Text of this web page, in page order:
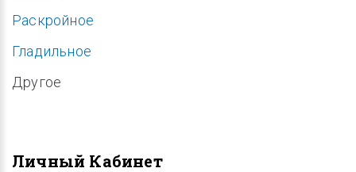
Раскройное
Гладильное
Другое
Личный Кабинет